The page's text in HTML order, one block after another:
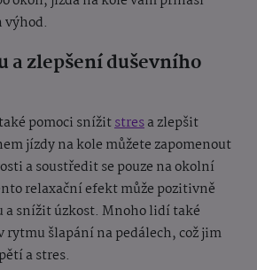
výhod.
a zlepšení duševního
pomoci snížitstresa zlepšit
jízdy na kole můžete zapomenout
a soustředit se pouze na okolní
relaxační efekt může pozitivně
snížit úzkost. Mnoho lidí také
šlapání na pedálech, což jim
a stres.